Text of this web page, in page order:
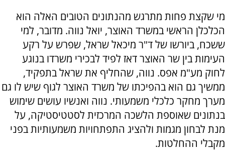
מי שקצת פחות מתרגש מהנתונים הטובים האלה הוא
הכלכלן הראשי במשרד האוצר, יואל נווה. מדובר, למי
ששכח, ביורשו של ד"ר מיכאל שראל, שפרש על רקע
העימות בין שר האוצר דאז לפיד לבכירי משרדו בנוגע
לחוק מע"מ אפס. נווה, שהחליף את שראל בתפקיד,
ממשיך גם הוא בהפיכתו של משרד האוצר לגוף שיש לו גם
מערך מחקר כלכלי משמעותי. נווה ואנשיו עושים שימוש
בנתונים שאוספת הלשכה המרכזית לסטטיסטיקה, על
מנת לבחון מגמות ולהציג התפתחויות משמעותיות בפני
מקבלי ההחלטות.